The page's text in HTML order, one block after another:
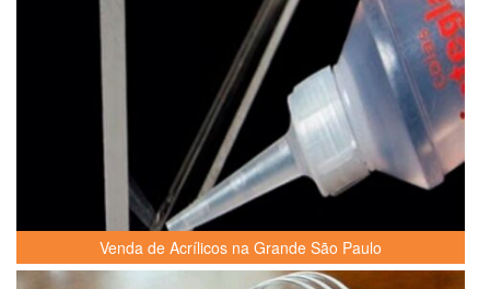
Venda de Acrílicos na Grande São Paulo